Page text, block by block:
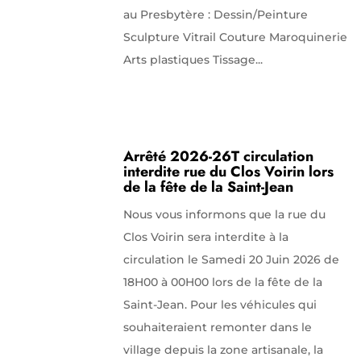
au Presbytère : Dessin/Peinture
Sculpture Vitrail Couture Maroquinerie
Arts plastiques Tissage...
Arrêté 2026-26T circulation
interdite rue du Clos Voirin lors
de la fête de la Saint-Jean
Nous vous informons que la rue du
Clos Voirin sera interdite à la
circulation le Samedi 20 Juin 2026 de
18H00 à 00H00 lors de la fête de la
Saint-Jean. Pour les véhicules qui
souhaiteraient remonter dans le
village depuis la zone artisanale, la